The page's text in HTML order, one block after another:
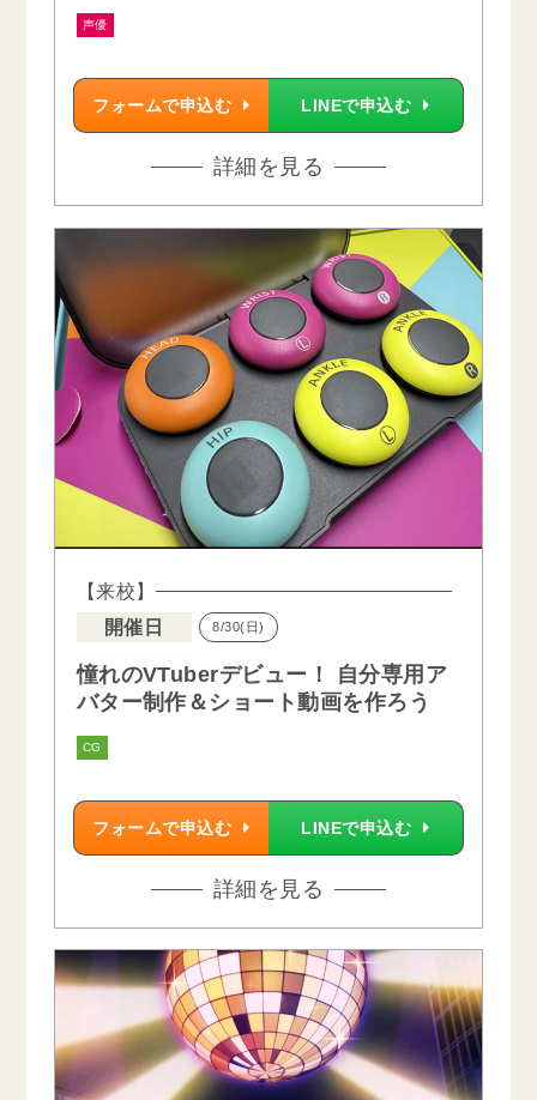
声優
フォームで申込む LINEで申込む
詳細を見る
【来校】
開催日
8/30(日)
憧れのVTuberデビュー！ 自分専用ア
バター制作＆ショート動画を作ろう
CG
フォームで申込む LINEで申込む
詳細を見る